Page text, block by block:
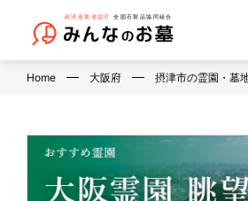
Home 大阪府 摂津市の霊園・墓